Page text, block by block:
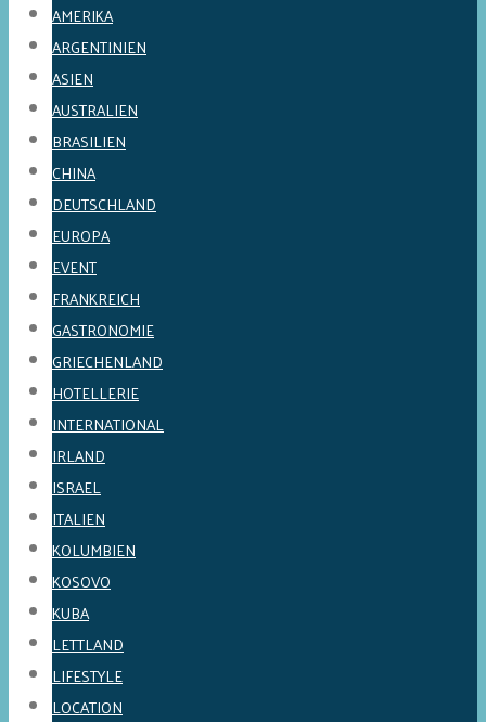
AMERIKA
ARGENTINIEN
ASIEN
AUSTRALIEN
BRASILIEN
CHINA
DEUTSCHLAND
EUROPA
EVENT
FRANKREICH
GASTRONOMIE
GRIECHENLAND
HOTELLERIE
INTERNATIONAL
IRLAND
ISRAEL
ITALIEN
KOLUMBIEN
KOSOVO
KUBA
LETTLAND
LIFESTYLE
LOCATION